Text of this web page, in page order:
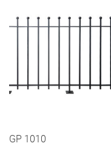
GP 1010